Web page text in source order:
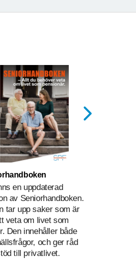
en uppdaterad
av Seniorhandboken.
tar upp saker som är
veta om livet som
Den innehåller både
och ger råd
till privatlivet.